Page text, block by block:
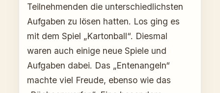
Teilnehmenden die unterschiedlichsten
Aufgaben zu lösen hatten. Los ging es
mit dem Spiel „Kartonball“. Diesmal
waren auch einige neue Spiele und
Aufgaben dabei. Das „Entenangeln“
machte viel Freude, ebenso wie das